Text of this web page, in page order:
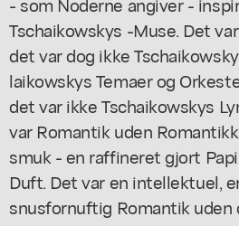
Tschaikowskys -Muse. Det
det var dog ikke
laikowskys Temaer og
det var ikke Tschaikowskys
var Romantik uden
smuk - en raffineret gjort
Duft. Det var en intellektuel,
snusfornuftig Romantik uden